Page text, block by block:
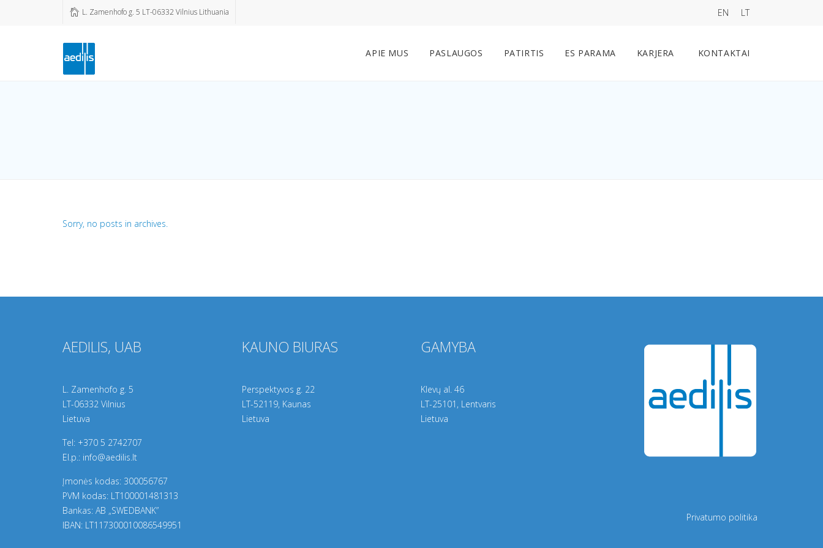
L. Zamenhofo g. 5 LT-06332 Vilnius Lithuania EN LT
APIE MUS PASLAUGOS PATIRTIS ES PARAMA KARJERA KONTAKTAI
Sorry, no posts in archives.
AEDILIS, UAB
L. Zamenhofo g. 5
LT-06332 Vilnius
Lietuva
Tel: +370 5 2742707
El.p.: info@aedilis.lt
Įmonės kodas: 300056767
PVM kodas: LT100001481313
Bankas: AB „SWEDBANK”
IBAN: LT117300010086549951
KAUNO BIURAS
Perspektyvos g. 22
LT-52119, Kaunas
Lietuva
GAMYBA
Klevų al. 46
LT-25101, Lentvaris
Lietuva
Privatumo politika